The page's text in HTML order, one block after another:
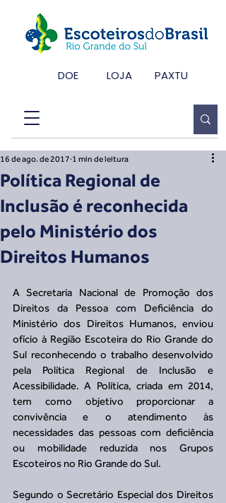
DOE LOJA PAXTU
Política Regional de
Inclusão é reconhecida
pelo Ministério dos
Direitos Humanos
16 de ago. de 2017 1 min de leitura
A Secretaria Nacional de Promoção dos
Direitos da Pessoa com Deficiência do
Ministério dos Direitos Humanos, enviou
ofício à Região Escoteira do Rio Grande do
Sul reconhecendo o trabalho desenvolvido
pela Política Regional de Inclusão e
Acessibilidade. A Política, criada em 2014,
tem como objetivo proporcionar a
convivência e o atendimento às
necessidades das pessoas com deficiência
ou mobilidade reduzida nos Grupos
Escoteiros no Rio Grande do Sul.
Segundo o Secretário Especial dos Direitos